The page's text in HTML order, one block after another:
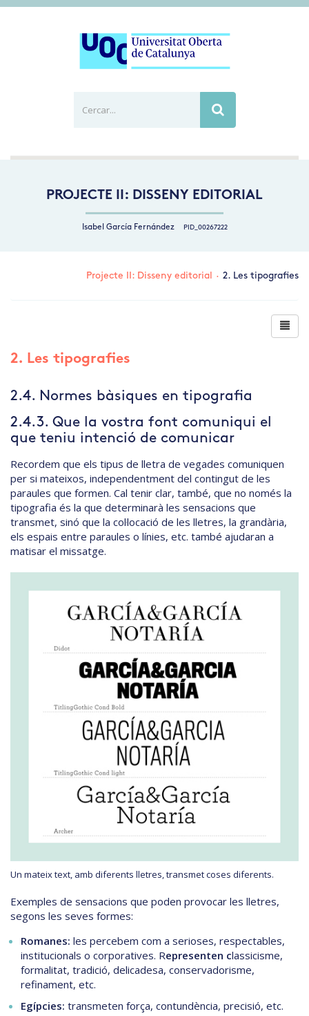
PROJECTE II: DISSENY EDITORIAL
Isabel García Fernández PID_00267222
Projecte II: Disseny editorial · 2. Les tipografies
2. Les tipografies
2.4. Normes bàsiques en tipografia
2.4.3. Que la vostra font comuniqui el
que teniu intenció de comunicar
Recordem que els tipus de lletra de vegades comuniquen
per si mateixos, independentment del contingut de les
paraules que formen. Cal tenir clar, també, que no només la
tipografia és la que determinarà les sensacions que
transmet, sinó que la col·locació de les lletres, la grandària,
els espais entre paraules o línies, etc. també ajudaran a
matisar el missatge.
Un mateix text, amb diferents lletres, transmet coses diferents.
Exemples de sensacions que poden provocar les lletres,
segons les seves formes:
Romanes: les percebem com a serioses, respectables,
institucionals o corporatives. Representen classicisme,
formalitat, tradició, delicadesa, conservadorisme,
refinament, etc.
Egípcies: transmeten força, contundència, precisió, etc.